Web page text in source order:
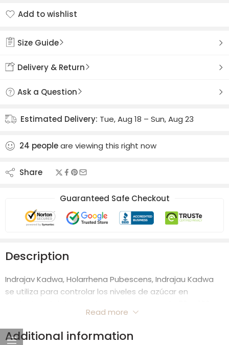
Add to wishlist
Size Guide
Delivery & Return
Ask a Question
Estimated Delivery: Tue, Aug 18 – Sun, Aug 23
24 peopleare viewing this right now
Share
Guaranteed Safe Checkout
Description
Indrajav Kadwa, Holarrhena Pubescens, Indrajau Kadwa
se utiliza para controlar los niveles de azúcar en
Read more
Additional information